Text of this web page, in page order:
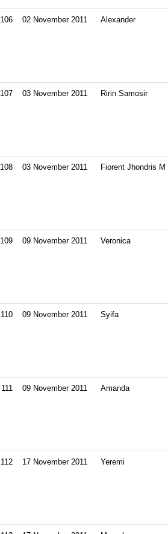
106 02 November 2011 Alexander
107 03 November 2011 Ririn Samosir
108 03 November 2011 Fiorent Jhondris M
109 09 November 2011 Veronica
110 09 November 2011 Syifa
111 09 November 2011 Amanda
112 17 November 2011 Yeremi